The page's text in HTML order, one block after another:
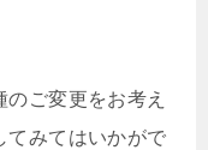
ご変更をお考え
てみてはいかがで